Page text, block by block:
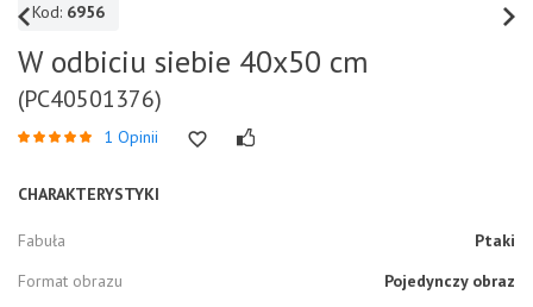
Kod: 6956
W odbiciu siebie 40x50 cm
(PC40501376)
1 Opinii
CHARAKTERYSTYKI
Fabuła
Ptaki
Format obrazu
Pojedynczy obraz